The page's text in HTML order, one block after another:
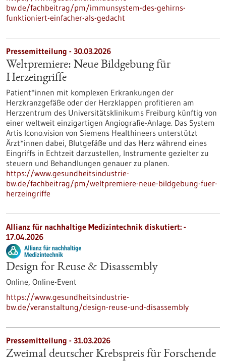
bw.de/fachbeitrag/pm/immunsystem-des-gehirns-
funktioniert-einfacher-als-gedacht
Pressemitteilung - 30.03.2026
Weltpremiere: Neue Bildgebung für
Herzeingriffe
Patient*innen mit komplexen Erkrankungen der
Herzkranzgefäße oder der Herzklappen profitieren am
Herzzentrum des Universitätsklinikums Freiburg künftig von
einer weltweit einzigartigen Angiografie-Anlage. Das System
Artis Icono.vision von Siemens Healthineers unterstützt
Ärzt*innen dabei, Blutgefäße und das Herz während eines
Eingriffs in Echtzeit darzustellen, Instrumente gezielter zu
steuern und Behandlungen genauer zu planen.
https://www.gesundheitsindustrie-
bw.de/fachbeitrag/pm/weltpremiere-neue-bildgebung-fuer-
herzeingriffe
Allianz für nachhaltige Medizintechnik diskutiert: -
17.04.2026
Design for Reuse & Disassembly
Online, Online-Event
https://www.gesundheitsindustrie-
bw.de/veranstaltung/design-reuse-und-disassembly
Pressemitteilung - 31.03.2026
Zweimal deutscher Krebspreis für Forschende